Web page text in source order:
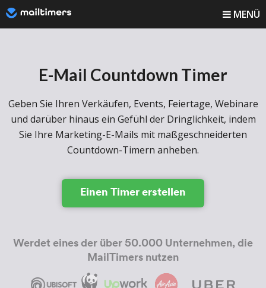
MENÜ
Anleitung
Blog
Preise
Registrieren
E-Mail Countdown Timer
Geben Sie Ihren Verkäufen, Events, Feiertage, Webinare
und darüber hinaus ein Gefühl der Dringlichkeit, indem
Sie Ihre Marketing-E-Mails mit maßgeschneiderten
Countdown-Timern anheben.
Einen Timer erstellen
Werdet eines der über 50.000 Unternehmen, die
MailTimers nutzen